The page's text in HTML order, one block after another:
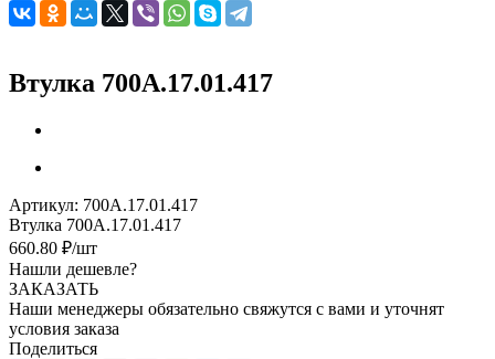
Втулка 700А.17.01.417
Артикул: 700А.17.01.417
Втулка 700А.17.01.417
660.80 ₽/шт
Нашли дешевле?
ЗАКАЗАТЬ
Наши менеджеры обязательно свяжутся с вами и уточнят
условия заказа
Поделиться